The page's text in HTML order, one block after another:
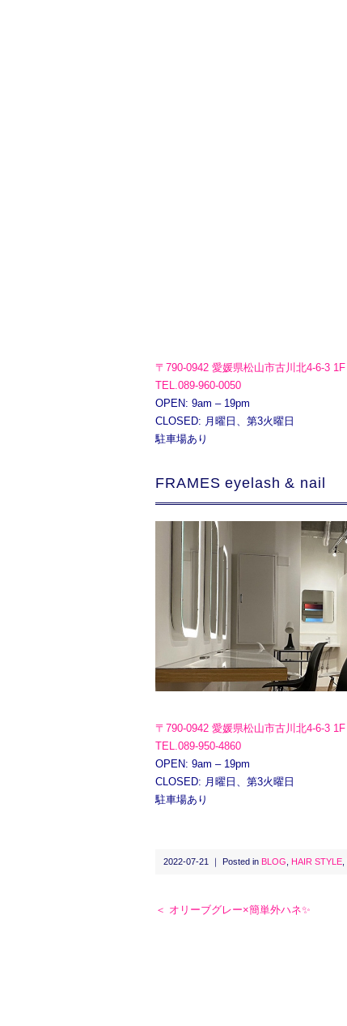
〒790-0942 愛媛県松山市古川北4-6-3 1F
TEL.089-960-0050
OPEN: 9am – 19pm
CLOSED: 月曜日、第3火曜日
駐車場あり
FRAMES eyelash & nail
〒790-0942 愛媛県松山市古川北4-6-3 1F
TEL.089-950-4860
OPEN: 9am – 19pm
CLOSED: 月曜日、第3火曜日
駐車場あり
2022-07-21 ｜ Posted in BLOG HAIR STYLE
＜ オリーブグレー×簡単外ハネ✨